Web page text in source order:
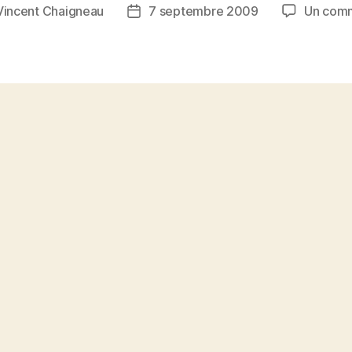
Chaigneau
Date7 septembre 2009 Un